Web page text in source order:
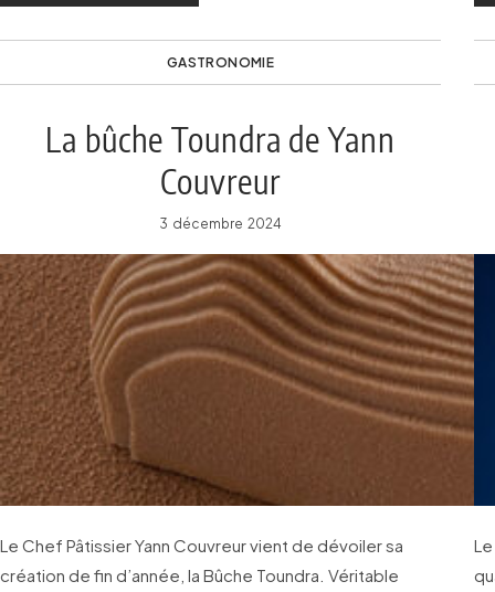
GASTRONOMIE
La bûche Toundra de Yann
Couvreur
3 décembre 2024
Le Chef Pâtissier Yann Couvreur vient de dévoiler sa
création de fin d’année, la Bûche Toundra. Véritable